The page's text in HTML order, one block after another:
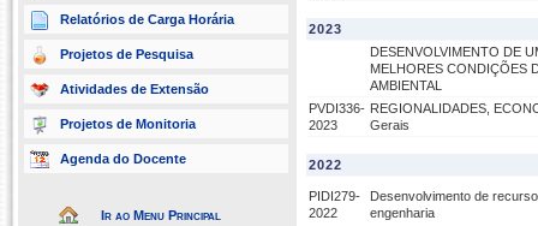
Relatórios de Carga Horária
Projetos de Pesquisa
Atividades de Extensão
Projetos de Monitoria
Agenda do Docente
Ir ao Menu Principal
2023
DESENVOLVIMENTO DE
MELHORES CONDIÇÕES
AMBIENTAL
PVDI336-
2023
REGIONALIDADES,
Gerais
2022
PIDI279-
2022
Desenvolvimento de
engenharia